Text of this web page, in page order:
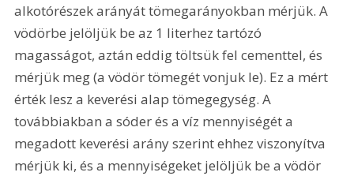
alkotórészek arányát tömegarányokban mérjük. A
vödörbe jelöljük be az 1 literhez tartózó
magasságot, aztán eddig töltsük fel cementtel, és
mérjük meg (a vödör tömegét vonjuk le). Ez a mért
érték lesz a keverési alap tömegegység. A
továbbiakban a sóder és a víz mennyiségét a
megadott keverési arány szerint ehhez viszonyítva
mérjük ki, és a mennyiségeket jelöljük be a vödör